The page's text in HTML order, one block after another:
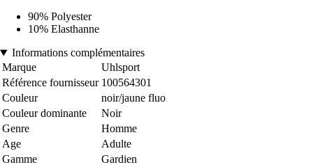
90% Polyester
10% Elasthanne
Informations complémentaires
Marque
Uhlsport
Référence fournisseur 100564301
Couleur
noir/jaune fluo
Couleur dominante
Noir
Genre
Homme
Age
Adulte
Gamme
Gardien